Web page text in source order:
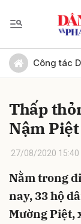
Công tác
Thấp
Nậm
27/08/2020 15:40
Nằm trong
nay, 33 hộ
Mường Piệt,
Gửi bình luận